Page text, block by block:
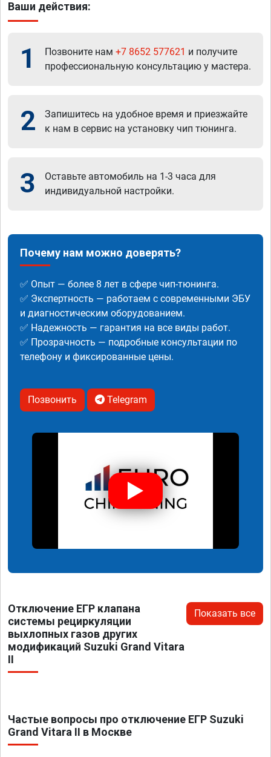
Ваши действия:
1 Позвоните нам +7 8652 577621 и получите
профессиональную консультацию у мастера.
2
Запишитесь на удобное время и приезжайте
к нам в сервис на установку чип тюнинга.
3
Оставьте автомобиль на 1-3 часа для
индивидуальной настройки.
Почему нам можно доверять?
✅ Опыт — более 8 лет в сфере чип-тюнинга.
✅ Экспертность — работаем с современными ЭБУ
и диагностическим оборудованием.
✅ Надежность — гарантия на все виды работ.
✅ Прозрачность — подробные консультации по
телефону и фиксированные цены.
Позвонить Telegram
Отключение ЕГР клапана
системы рециркуляции
выхлопных газов других
модификаций Suzuki Grand Vitara
II
Показать все
Частые вопросы про отключение ЕГР Suzuki
Grand Vitara II в Москве